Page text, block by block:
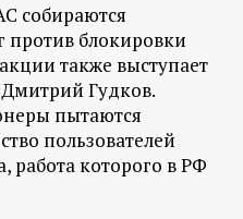
собираются
против блокировки
также выступает
Гудков.
пытаются
пользователей
работа которого в РФ